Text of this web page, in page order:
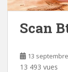
Scan
13
13 493 vues